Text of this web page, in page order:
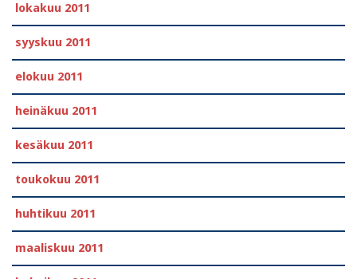
lokakuu 2011
syyskuu 2011
elokuu 2011
heinäkuu 2011
kesäkuu 2011
toukokuu 2011
huhtikuu 2011
maaliskuu 2011